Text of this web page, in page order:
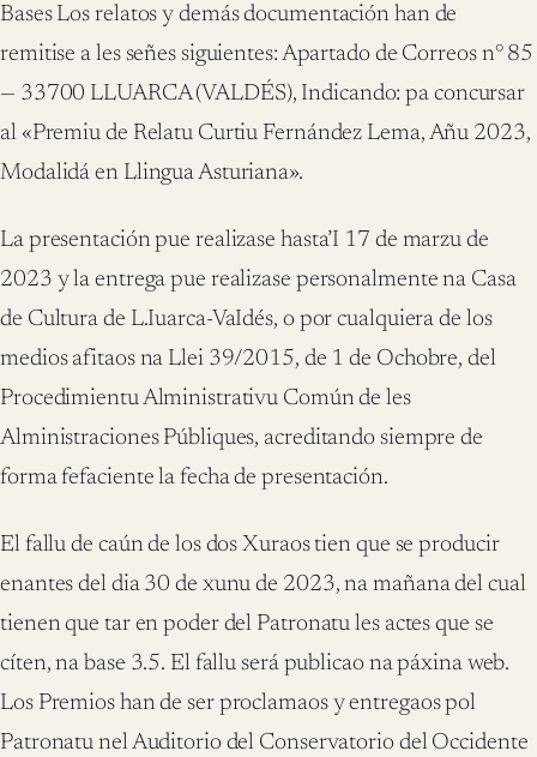
Bases Los relatos y demás documentación han de
remitise a les señes siguientes: Apartado de Correos n° 85
— 33700 LLUARCA (VALDÉS), Indicando: pa concursar
al «Premiu de Relatu Curtiu Fernández Lema, Añu 2023,
Modalidá en Llingua Asturiana».
La presentación pue realizase hasta’I 17 de marzu de
2023 y la entrega pue realizase personalmente na Casa
de Cultura de L.Iuarca-VaIdés, o por cualquiera de los
medios afitaos na Llei 39/2015, de 1 de Ochobre, del
Procedimientu Alministrativu Común de les
Alministraciones Públiques, acreditando siempre de
forma fefaciente la fecha de presentación.
El fallu de caún de los dos Xuraos tien que se producir
enantes del dia 30 de xunu de 2023, na mañana del cual
tienen que tar en poder del Patronatu les actes que se
cíten, na base 3.5. El fallu será publicao na páxina web.
Los Premios han de ser proclamaos y entregaos pol
Patronatu nel Auditorio del Conservatorio del Occidente